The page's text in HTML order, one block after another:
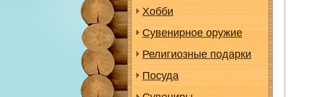
Хобби
Сувенирное оружие
Религиозные подарки
Посуда